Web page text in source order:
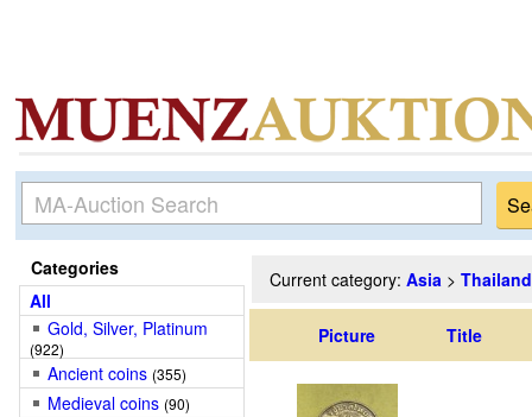
Categories
All
Gold, Silver, Platinum
(922)
Ancient coins (355)
Medieval coins (90)
Current category: Asia > Thailand
Picture Title